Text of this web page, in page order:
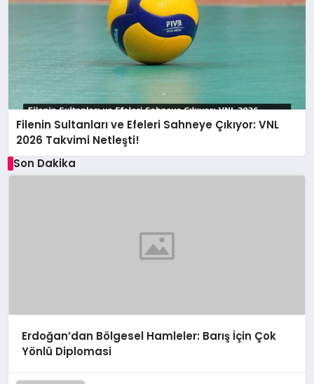
Filenin Sultanları ve Efeleri Sahneye Çıkıyor: VNL
2026 Takvimi Netleşti!
Son Dakika
Erdoğan’dan Bölgesel Hamleler: Barış İçin Çok
Yönlü Diplomasi